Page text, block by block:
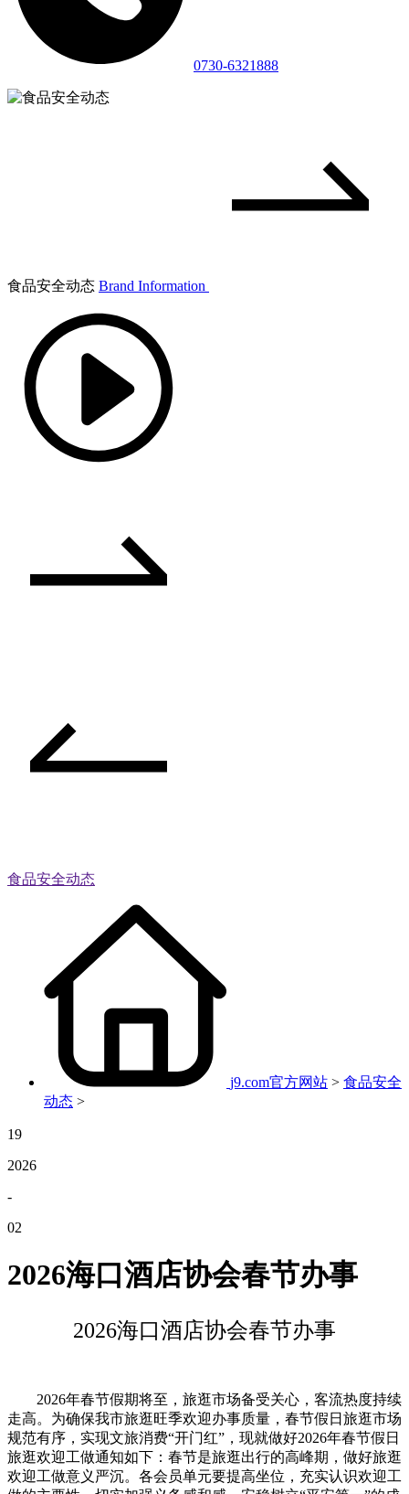
0730-6321888
食品安全动态 Brand Information
食品安全动态
j9.com官方网站 > 食品安全
动态 >
19
2026
-
02
2026海口酒店协会春节办事
2026海口酒店协会春节办事
2026年春节假期将至，旅逛市场备受关心，客流热度持续
走高。为确保我市旅逛旺季欢迎办事质量，春节假日旅逛市场
规范有序，实现文旅消费“开门红”，现就做好2026年春节假日
旅逛欢迎工做通知如下：春节是旅逛出行的高峰期，做好旅逛
欢迎工做意义严沉。各会员单元要提高坐位，充实认识欢迎工